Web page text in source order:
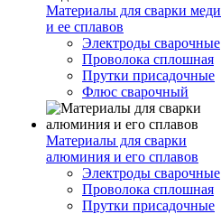
Материалы для сварки меди
и ее сплавов
Электроды сварочные
Проволока сплошная
Прутки присадочные
Флюс сварочный
Материалы для сварки
алюминия и его сплавов
Электроды сварочные
Проволока сплошная
Прутки присадочные